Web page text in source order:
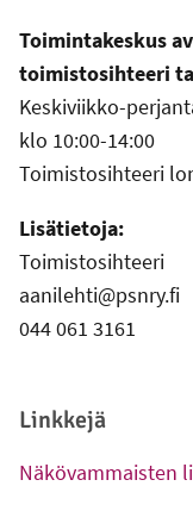
Toimintakeskus
toimistosihteeri
Keskiviikko-
klo 10:00-14:00
Toimistosihteeri
Lisätietoja:
Toimistosihteeri
aanilehti@psnry.fi
044 061 3161
Linkkejä
Näkövammaisten